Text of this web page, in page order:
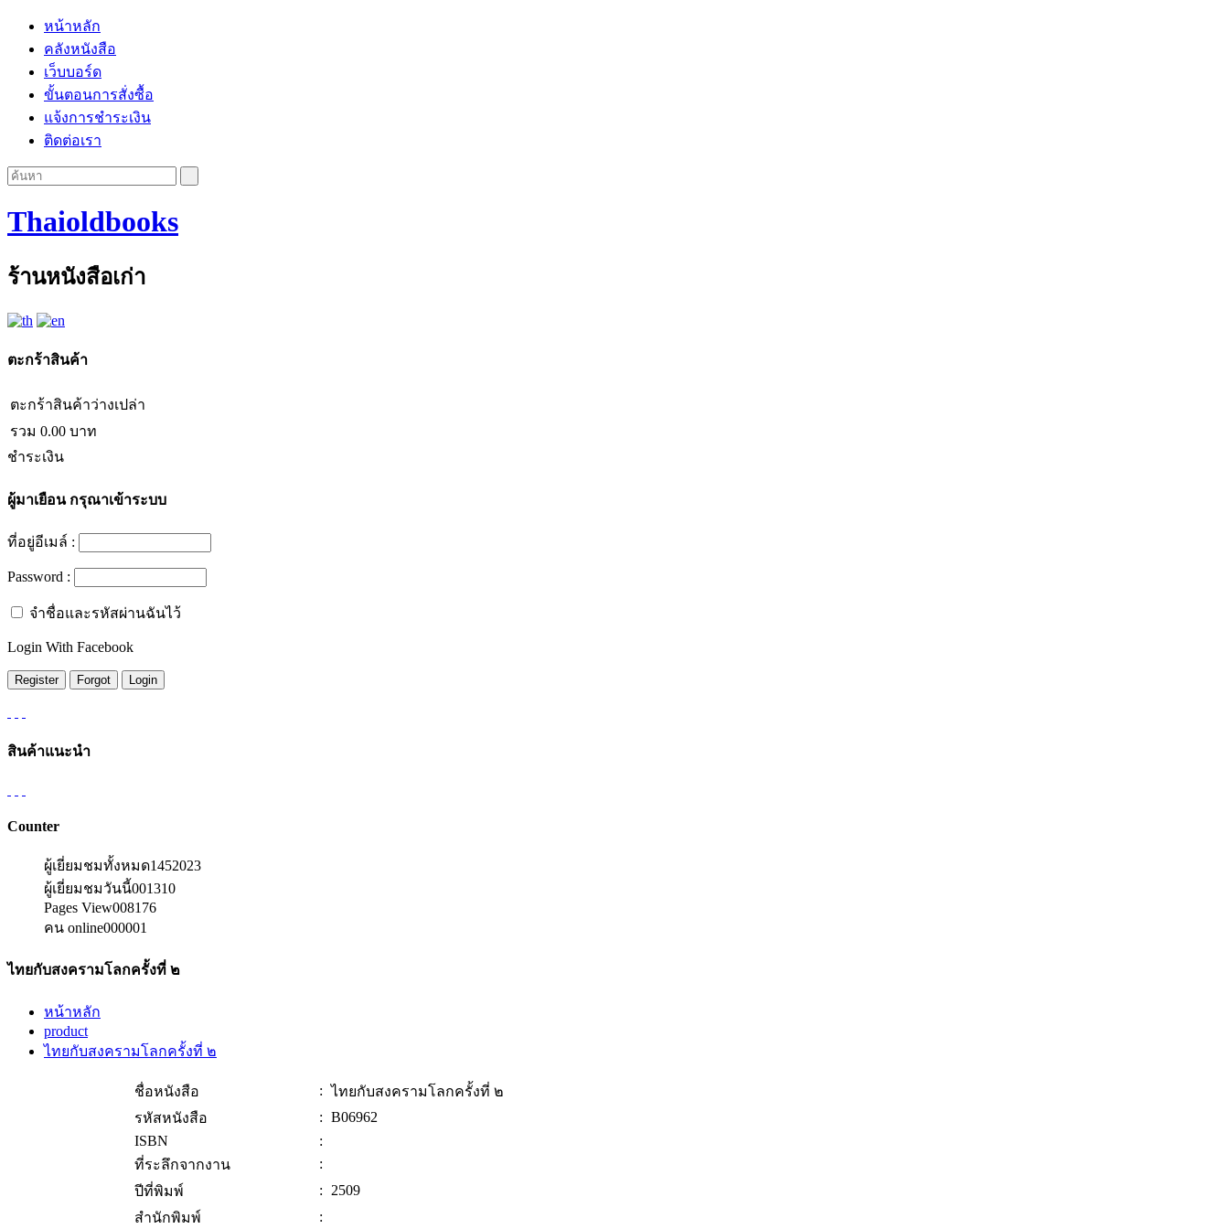
หน้าหลัก
คลังหนังสือ
เว็บบอร์ด
ขั้นตอนการสั่งซื้อ
แจ้งการชำระเงิน
ติดต่อเรา
Thaioldbooks
ร้านหนังสือเก่า
ตะกร้าสินค้า
ตะกร้าสินค้าว่างเปล่า
รวม 0.00 บาท
ชำระเงิน
ผู้มาเยือนกรุณาเข้าระบบ
ที่อยู่อีเมล์ :
Password :
จำชื่อและรหัสผ่านฉันไว้
Login With Facebook
สินค้าแนะนำ
Counter
ผู้เยี่ยมชมทั้งหมด1452023
ผู้เยี่ยมชมวันนี้001310
Pages View008176
คน online000001
ไทยกับสงครามโลกครั้งที่ ๒
หน้าหลัก
product
ไทยกับสงครามโลกครั้งที่ ๒
ชื่อหนังสือ : ไทยกับสงครามโลกครั้งที่ ๒
รหัสหนังสือ
: B06962
ISBN
:
ที่ระลึกจากงาน
:
ปีที่พิมพ์
: 2509
สำนักพิมพ์
: